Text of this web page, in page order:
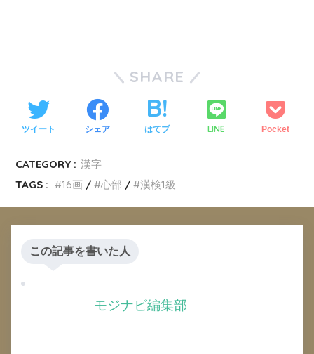
SHARE
ツイート シェア はてブ LINE Pocket
CATEGORY : 漢字
TAGS :
16画 心部 漢検1級
この記事を書いた人
モジナビ編集部